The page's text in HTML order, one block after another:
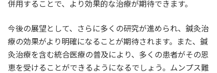
併用することで、より効果的な治療が期待できます。
今後の展望として、さらに多くの研究が進められ、鍼灸治
療の効果がより明確になることが期待されます。また、鍼
灸治療を含む統合医療の普及により、多くの患者がその恩
恵を受けることができるようになるでしょう。ムンプス難